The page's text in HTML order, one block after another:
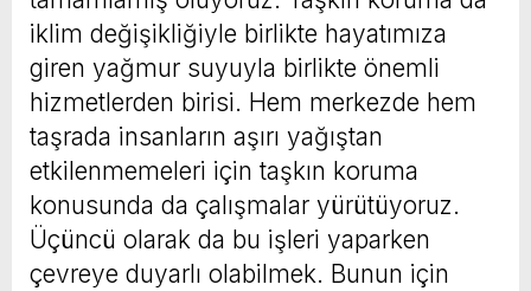
iklim değişikliğiyle birlikte hayatımıza
giren yağmur suyuyla birlikte önemli
hizmetlerden birisi. Hem merkezde hem
taşrada insanların aşırı yağıştan
etkilenmemeleri için taşkın koruma
konusunda da çalışmalar yürütüyoruz.
Üçüncü olarak da bu işleri yaparken
çevreye duyarlı olabilmek. Bunun için